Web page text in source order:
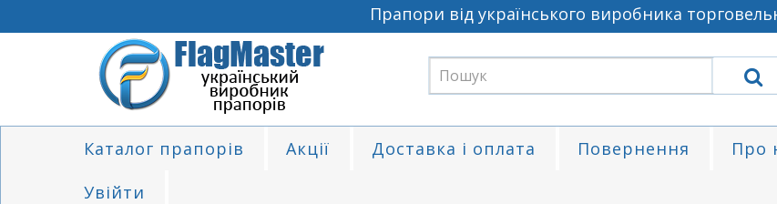
Прапори від українського виробника
Каталог прапорів Акції Доставка і оплата Повернення Про
Увійти